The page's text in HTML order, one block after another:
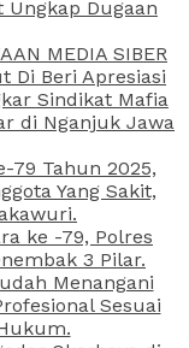
Ungkap Dugaan
MEDIA SIBER
Di Beri Apresiasi
Sindikat Mafia
di Nganjuk Jawa
79 Tahun 2025,
Yang Sakit,
ke -79, Polres
3 Pilar.
Menangani
Sesuai